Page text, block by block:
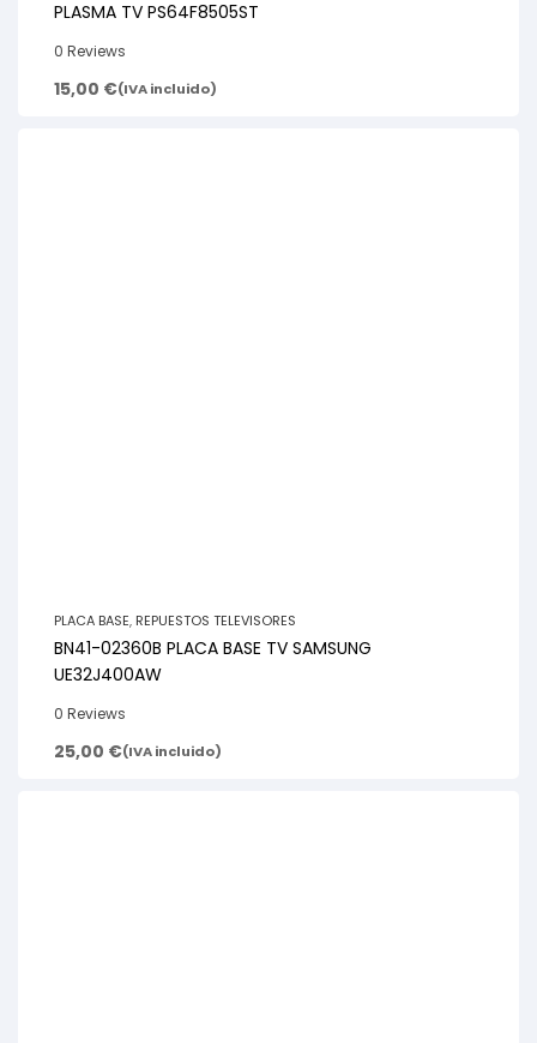
PLASMA TV PS64F8505ST
0 Reviews
15,00 €(IVA incluido)
PLACA BASE, REPUESTOS TELEVISORES
BN41-02360B PLACA BASE TV SAMSUNG
UE32J400AW
0 Reviews
25,00 €(IVA incluido)